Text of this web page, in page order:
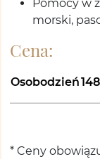
Pomocy w
morski,
Cena:
Osobodzień
* Ceny